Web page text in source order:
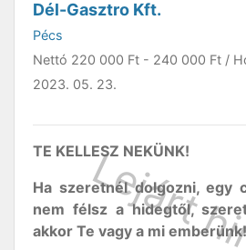
Dél-Gasztro Kft.
Pécs
Nettó 220 000 Ft - 240 000 Ft /
2023. 05. 23.
TE KELLESZ NEKÜNK!
Ha szeretnél dolgozni, egy
nem félsz a hidegtől,
akkor Te vagy a mi emberünk!